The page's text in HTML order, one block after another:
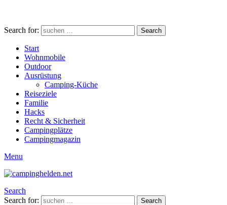
Search for: Search
Start
Wohnmobile
Outdoor
Ausrüstung
Camping-Küche
Reiseziele
Familie
Hacks
Recht & Sicherheit
Campingplätze
Campingmagazin
Menu
Search
Search for:
Search